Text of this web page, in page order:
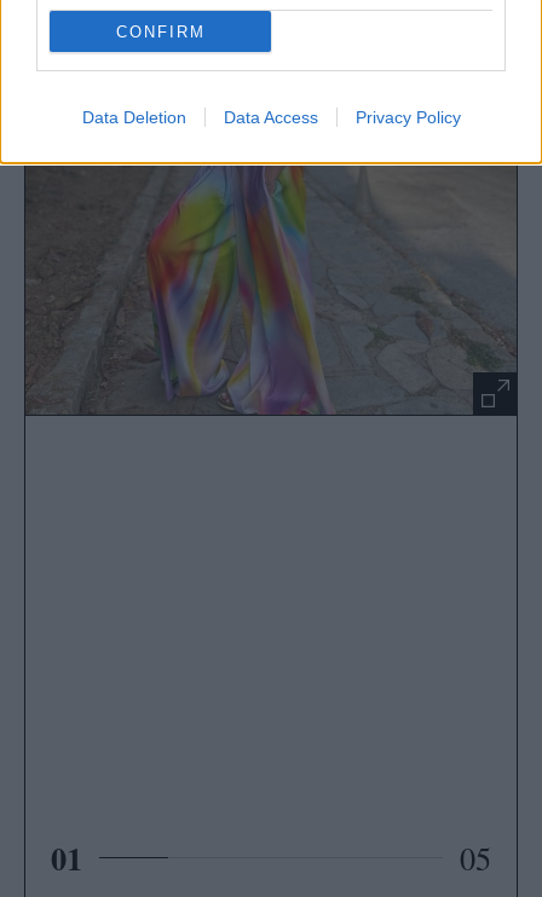
CONFIRM
Data Deletion Data Access Privacy Policy
01 05